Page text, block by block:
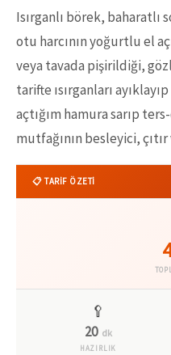
Isırganlı börek, baharatlı
otu harcının yoğurtlu el
veya tavada pişirildiği,
tarifte ısırganları
açtığım hamura sarıp
mutfağının besleyici,
📋 TARİF ÖZETİ
🥄
20 dk
HAZIRLIK